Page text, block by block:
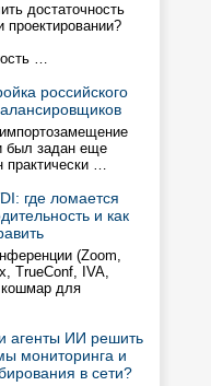
достаточность
…
российского
был задан еще
практически …
где ломается
и как
(Zoom,
TrueConf, IVA,
для
агенты ИИ решить
мониторинга и
в сети?